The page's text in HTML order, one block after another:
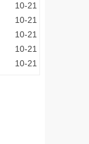
10-21
10-21
10-21
10-21
10-21